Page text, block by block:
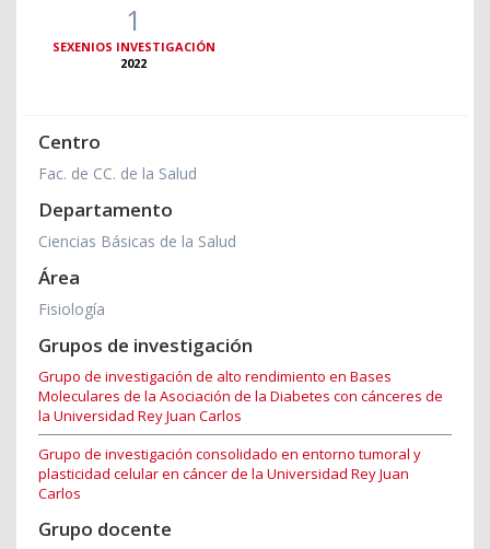
1
SEXENIOS INVESTIGACIÓN
2022
Centro
Fac. de CC. de la Salud
Departamento
Ciencias Básicas de la Salud
Área
Fisiología
Grupos de investigación
Grupo de investigación de alto rendimiento en Bases
Moleculares de la Asociación de la Diabetes con cánceres de
la Universidad Rey Juan Carlos
Grupo de investigación consolidado en entorno tumoral y
plasticidad celular en cáncer de la Universidad Rey Juan
Carlos
Grupo docente